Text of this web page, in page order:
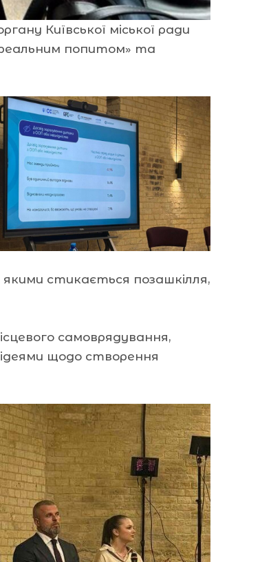
Київської міської ради
реальним попитом» та
якими стикається позашкілля,
самоврядування,
щодо створення